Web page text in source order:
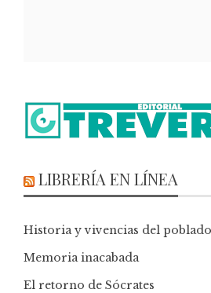
LIBRERÍA EN LÍNEA
Historia y vivencias del
Memoria inacabada
El retorno de Sócrates